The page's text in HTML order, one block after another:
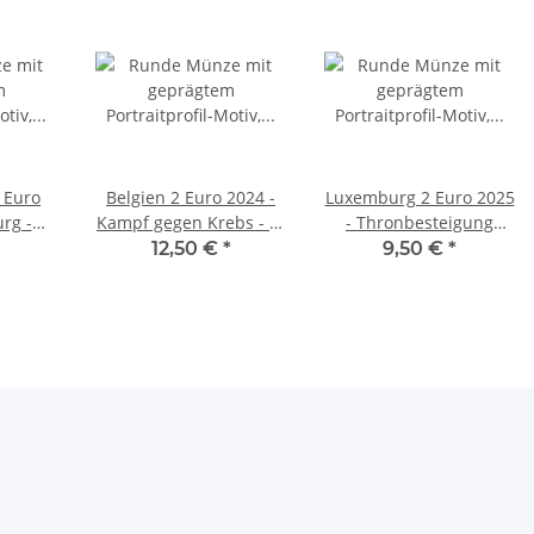
-
- F*
Belgien 2 Euro 2024 -
Kampf gegen Krebs - in
niederl. Coincard
12,50 € *
Luxemburg 2 Euro 2025
- Thronbesteigung
Henri - unc.
9,50 € *